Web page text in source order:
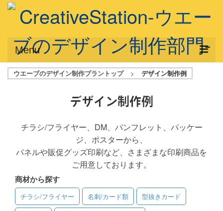
Menu
サービス概要
デザインプラン
フルデザイン
データ修正
写真からイラスト作成
デザイン制作例
ウエーブのデザイン制作プラントップ > デザイン制作例
デザイン制作例
チラシ/フライヤー、DM、パンフレット、パッケー
ジ、ポスターから、
パネルや販促グッズ印刷など、さまざまな印刷商品を
ご用意しております。
商材から探す
チラシ/フライヤー 名刺/カード類 型抜きカード